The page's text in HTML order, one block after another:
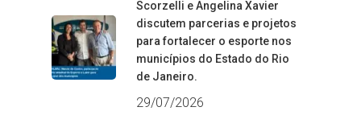
Scorzelli e Angelina Xavier
discutem parcerias e projetos
para fortalecer o esporte nos
municípios do Estado do Rio
de Janeiro.
29/07/2026